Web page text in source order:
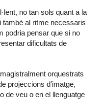
no tan sols quant a la
també al ritme necessaris
podria pensar que si no
dificultats de
orquestrats
projeccions d’imatge,
de veu o en el llenguatge